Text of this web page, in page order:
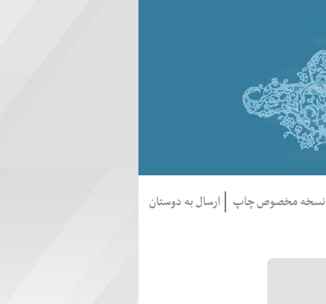
نسخه مخصوص چاپ ارسال به دوستان